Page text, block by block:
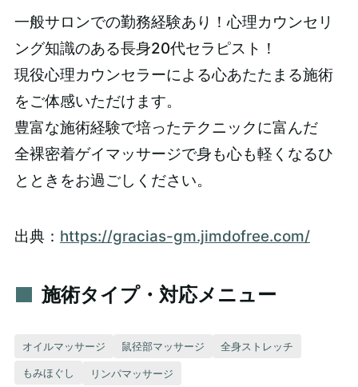
一般サロンでの勤務経験あり！心理カウンセリ
ング知識のある長身20代セラピスト！
現役心理カウンセラーによる心あたたまる施術
をご体感いただけます。
豊富な施術経験で培ったテクニックに富んだ
全裸密着ゲイマッサージで身も心も軽くなるひ
とときをお過ごしください。
出典： https://gracias-gm.jimdofree.com/
施術タイプ・対応メニュー
オイルマッサージ 鼠径部マッサージ 全身ストレッチ
もみほぐし リンパマッサージ